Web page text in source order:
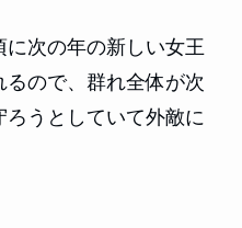
に次の年の新しい女王
ので、群れ全体が次
うとしていて外敵に